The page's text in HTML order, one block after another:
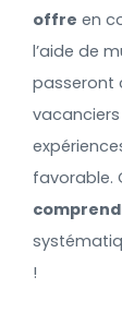
offre en
l’aide de
passeront
favorable.
!